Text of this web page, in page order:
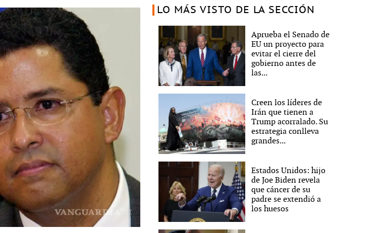
LO MÁS VISTO DE LA SECCIÓN
Aprueba el Senado de
EU un proyecto para
evitar el cierre del
gobierno antes de
las...
Creen los líderes de
Irán que tienen a
Trump acorralado. Su
estrategia conlleva
grandes...
Estados Unidos: hijo
de Joe Biden revela
que cáncer de su
padre se extendió a
los huesos